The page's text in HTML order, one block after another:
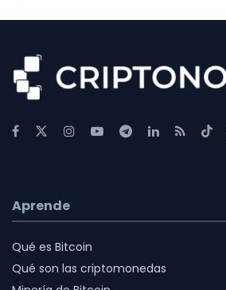
Aprende
Qué es Bitcoin
Qué son las criptomonedas